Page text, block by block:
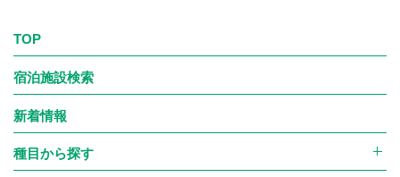
TOP
宿泊施設検索
新着情報
種目から探す